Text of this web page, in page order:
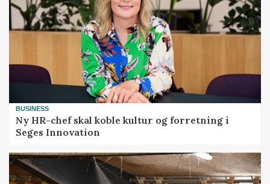
BUSINESS
Ny HR-chef skal koble kultur og forretning i
Seges Innovation